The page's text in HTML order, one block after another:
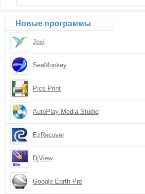
Новые программы
Joxi
SeaMonkey
Pics Print
AutoPlay Media Studio
EzRecover
DjView
Google Earth Pro